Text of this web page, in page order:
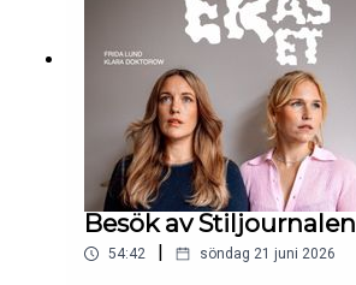
Besök av Stiljournalen
54:42 | söndag 21 juni 2026